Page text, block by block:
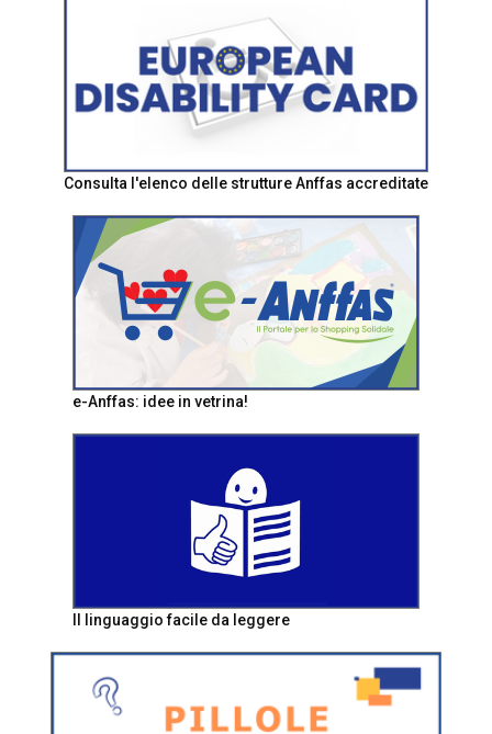
Consulta l'elenco delle strutture Anffas accreditate
e-Anffas: idee in vetrina!
Il linguaggio facile da leggere